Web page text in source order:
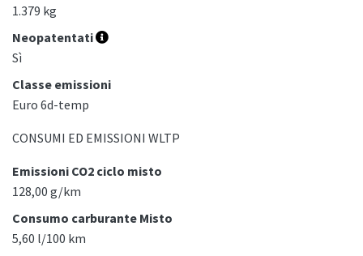
1.379 kg
Neopatentati
Sì
Classe emissioni
Euro 6d-temp
CONSUMI ED EMISSIONI WLTP
Emissioni CO2 ciclo misto
128,00 g/km
Consumo carburante Misto
5,60 l/100 km